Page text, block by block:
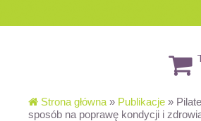
Strona główna » Publikacje »
sposób na poprawę kondycji i